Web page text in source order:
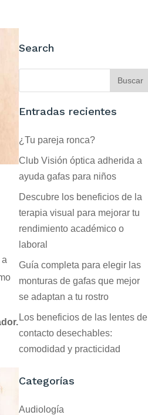
a
Search
Entradas recientes
¿Tu pareja ronca?
Club Visión óptica adherida a
ayuda gafas para niños
Descubre los beneficios de la
terapia visual para mejorar tu
rendimiento académico o
laboral
Guía completa para elegir las
monturas de gafas que mejor
se adaptan a tu rostro
Los beneficios de las lentes de
contacto desechables:
comodidad y practicidad
Categorías
Audiología